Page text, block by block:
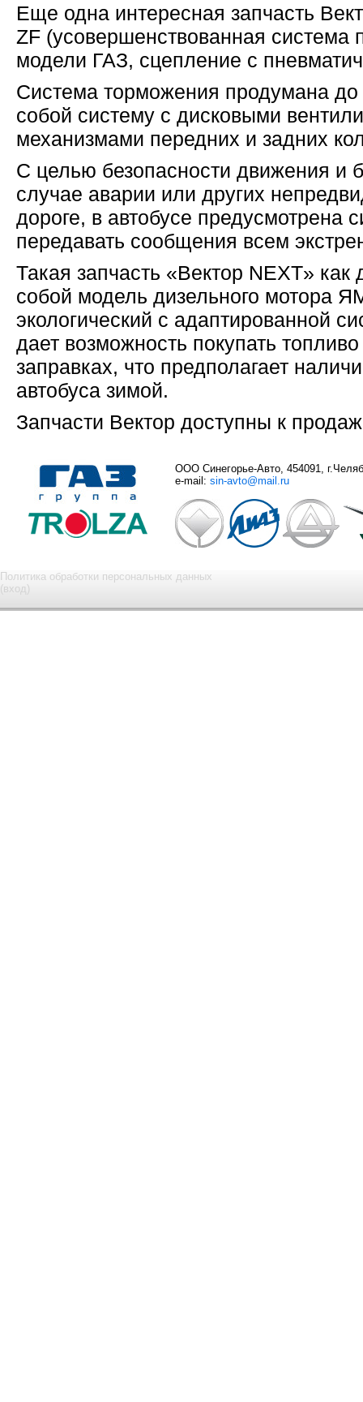
Еще одна интересная запчасть
ZF (усовершенствованная система
модели ГАЗ, сцепление с
Система торможения продумана до
собой систему с дисковыми
механизмами передних и задних
С целью безопасности движения и
случае аварии или других
дороге, в автобусе предусмотрена
передавать сообщения всем
Такая запчасть «Вектор NEXT» как
собой модель дизельного мотора
экологический с адаптированной
дает возможность покупать
заправках, что предполагает
автобуса зимой.
Запчасти Вектор доступны к
ООО Синегорье-Авто, 454091,
e-mail: sin-avto@mail.ru
Политика обработки персональных данных
(вход)